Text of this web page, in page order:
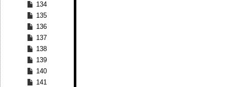
134
135
136
137
138
139
140
141